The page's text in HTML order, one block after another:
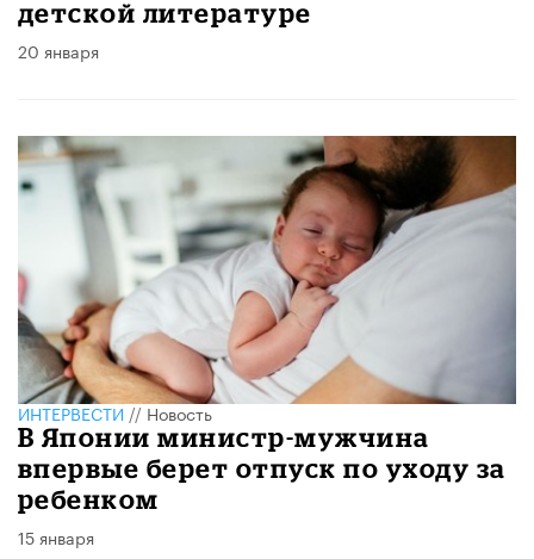
детской литературе
20 января
ИНТЕРВЕСТИ//Новость
В Японии министр-мужчина
впервые берет отпуск по уходу за
ребенком
15 января